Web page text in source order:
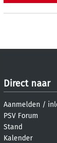
Direct naar
Aanmelden /
PSV Forum
Stand
Kalender